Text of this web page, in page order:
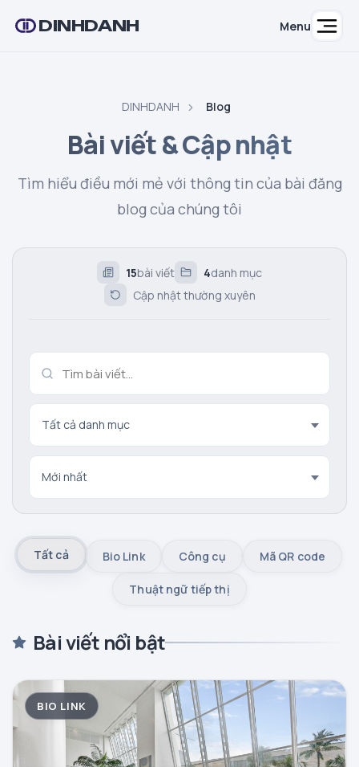
DINHDANH Menu
DINHDANH Blog
Bài viết & Cập nhật
Tìm hiểu điều mới mẻ với thông tin của bài đăng
blog của chúng tôi
15bài viết 4danh mục
Cập nhật thường xuyên
Tất cả Bio Link Công cụ Mã QR code
Thuật ngữ tiếp thị
Bài viết nổi bật
BIO LINK